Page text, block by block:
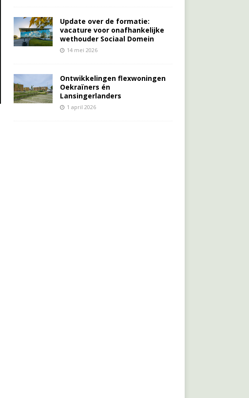
Update over de formatie:
vacature voor onafhankelijke
wethouder Sociaal Domein
14 mei 2026
Ontwikkelingen flexwoningen
Oekraïners én
Lansingerlanders
1 april 2026